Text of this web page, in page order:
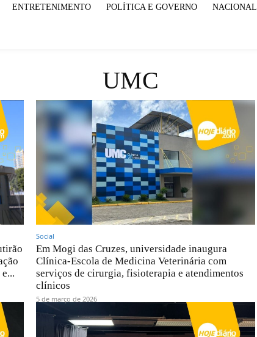
ENTRETENIMENTO POLÍTICA E GOVERNO NACIONAL
UMC
Social
Em Mogi das Cruzes, universidade inaugura
Clínica-Escola de Medicina Veterinária com
serviços de cirurgia, fisioterapia e atendimentos
clínicos
5 de março de 2026